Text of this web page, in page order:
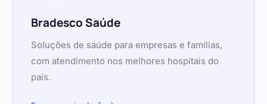
Bradesco Saúde
Soluções de saúde para empresas e famílias,
com atendimento nos melhores hospitais do
país.